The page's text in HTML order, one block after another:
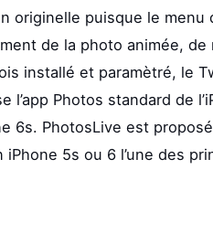
originelle puisque le menu
de la photo animée,
installé et paramètré, le
l’app Photos standard de
6s. PhotosLive est
5s ou 6 l’une des